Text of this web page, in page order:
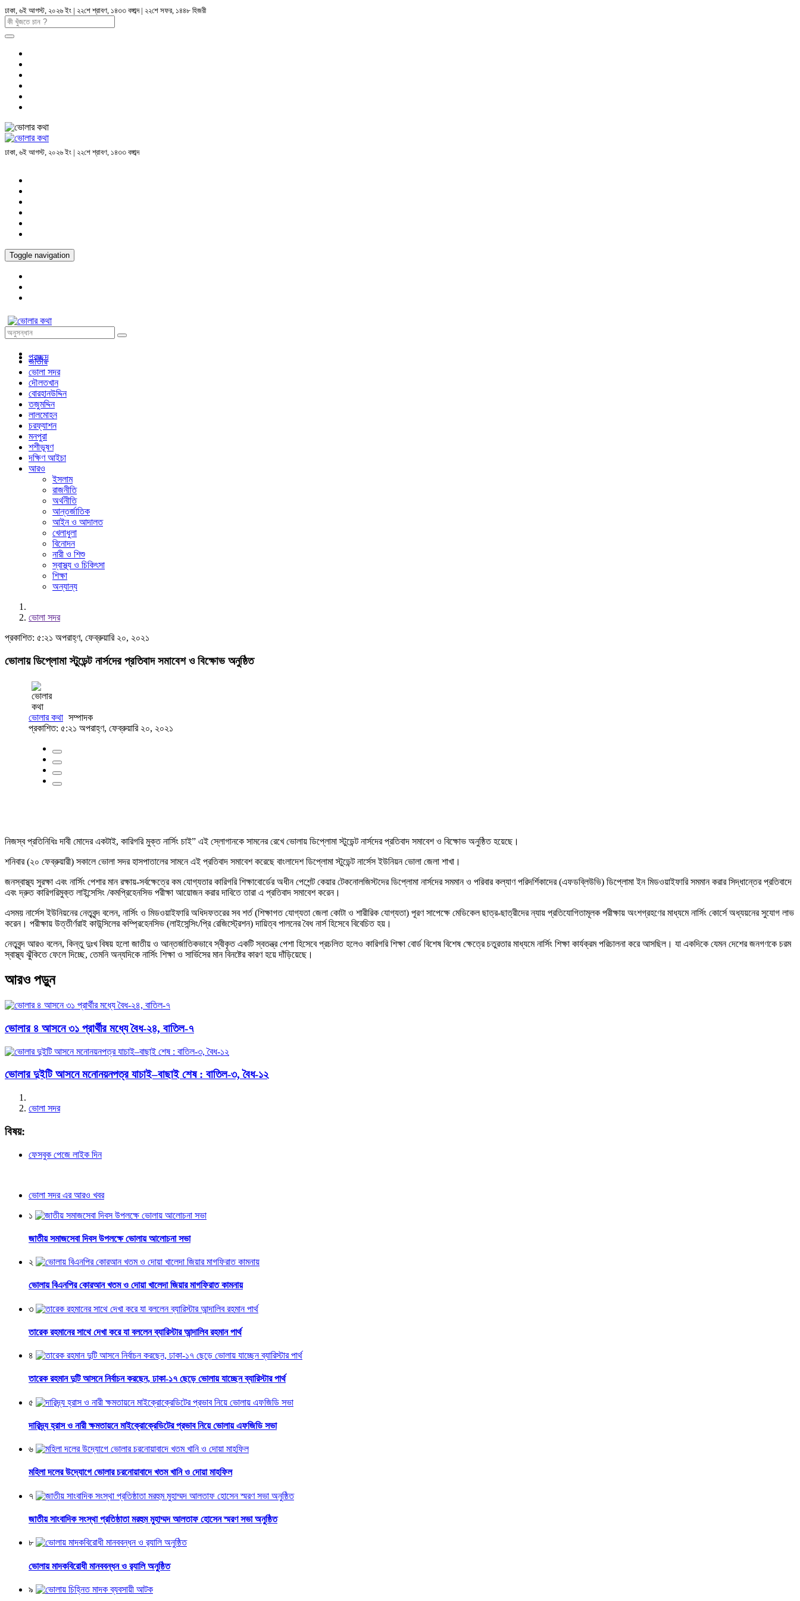
ঢাকা, ৬ই আগস্ট, ২০২৬ ইং | ২২শে শ্রাবণ, ১৪৩৩ বঙ্গাব্দ | ২২শে সফর, ১৪৪৮ হিজরী
ঢাকা, ৬ই আগস্ট, ২০২৬ ইং | ২২শে শ্রাবণ, ১৪৩৩ বঙ্গাব্দ
Toggle navigation
প্রচ্ছদ
জাতীয়
ভোলা সদর
দৌলতখান
বোরহানউদ্দিন
তজুমদ্দিন
লালমোহন
চরফ্যাশন
মনপুরা
শশীভূষণ
দক্ষিণ আইচা
আরও
ইসলাম
রাজনীতি
অর্থনীতি
আন্তর্জাতিক
আইন ও আদালত
খেলাধুলা
বিনোদন
নারী ও শিশু
স্বাস্থ্য ও চিকিৎসা
শিক্ষা
অন্যান্য
ভোলা সদর
প্রকাশিত: ৫:২১ অপরাহ্ণ, ফেব্রুয়ারি ২০, ২০২১
ভোলায় ডিপ্লোমা স্টুডেন্ট নার্সদের প্রতিবাদ সমাবেশ ও বিক্ষোভ অনুষ্ঠিত
ভোলার কথা সম্পাদক
প্রকাশিত: ৫:২১ অপরাহ্ণ, ফেব্রুয়ারি ২০, ২০২১
নিজস্ব প্রতিনিধিঃ দাবী মোদের একটাই, কারিগরি মুক্ত নার্সিং চাই” এই স্লোগানকে সামনের রেখে ভোলায় ডিপ্লোমা স্টুডেন্ট নার্সদের প্রতিবাদ সমাবেশ ও বিক্ষোভ অনুষ্ঠিত হয়েছে।
শনিবার (২০ ফেব্রুয়ারী) সকালে ভোলা সদর হাসপাতালের সামনে এই প্রতিবাদ সমাবেশ করেছে বাংলাদেশ ডিপ্লোমা স্টুডেন্ট নার্সেস ইউনিয়ন ভোলা জেলা শাখা।
জনস্বাস্থ্য সুরক্ষা এবং নার্সিং পেশার মান রক্ষায়-সর্বক্ষেত্রে কম যোগ্যতার কারিগরি শিক্ষাবোর্ডের অধীন পেশেন্ট কেয়ার টেকনোলজিস্টদের ডিপ্লোমা নার্সদের সমমান ও পরিবার কল্যাণ পরিদর্শিকাদের (এফডব্লিউভি) ডিপ্লোমা ইন মিডওয়াইফারি সমমান করার সিদ্ধান্তের প্রতিবাদে
এবং দ্রুত কারিগরিমুক্ত লাইন্সেসিং /কমপ্রিহেনসিভ পরীক্ষা আয়োজন করার দাবিতে তারা এ প্রতিবাদ সমাবেশ করেন।
এসময় নার্সেস ইউনিয়নের নেতৃবৃন্দ বলেন, নার্সিং ও মিডওয়াইফারি অধিদফতরের সব শর্ত (শিক্ষাগত যোগ্যতা জেলা কোটা ও শারীরিক যোগ্যতা) পূরণ সাপেক্ষে মেডিকেল ছাত্র-ছাত্রীদের ন্যায় প্রতিযোগিতামূলক পরীক্ষায় অংশগ্রহণের মাধ্যমে নার্সিং কোর্সে অধ্যয়নের সুযোগ লাভ
করেন। পরীক্ষায় উত্তীর্ণরাই কাউন্সিলের কম্প্রিহেনসিভ (লাইসেন্সিং/প্রি রেজিস্ট্রেশন) দায়িত্ব পালনের বৈধ নার্স হিসেবে বিবেচিত হয়।
নেতৃবৃন্দ আরও বলেন, কিন্তু দুঃখ বিষয় হলো জাতীয় ও আন্তর্জাতিকভাবে স্বীকৃত একটি স্বতন্ত্র পেশা হিসেবে প্রচলিত হলেও কারিগরি শিক্ষা বোর্ড বিশেষ বিশেষ ক্ষেত্রে চতুরতার মাধ্যমে নার্সিং শিক্ষা কার্যক্রম পরিচালনা করে আসছিল। যা একদিকে যেমন দেশের জনগণকে চরম
স্বাস্থ্য ঝুঁকিতে ফেলে দিচ্ছে, তেমনি অন্যদিকে নার্সিং শিক্ষা ও সার্ভিসের মান বিনষ্টের কারণ হয়ে দাঁড়িয়েছে।
আরও পড়ুন
ভোলার ৪ আসনে ৩১ প্রার্থীর মধ্যে বৈধ-২৪, বাতিল-৭
ভোলার দুইটি আসনে মনোনয়নপত্র যাচাই–বাছাই শেষ : বাতিল-৩, বৈধ-১২
ভোলা সদর
বিষয়:
ফেসবুক পেজে লাইক দিন
ভোলা সদর এর আরও খবর
১
জাতীয় সমাজসেবা দিবস উপলক্ষে ভোলায় আলোচনা সভা
২
ভোলায় বিএনপির কোরআন খতম ও দোয়া খালেদা জিয়ার মাগফিরাত কামনায়
৩
তারেক রহমানের সাথে দেখা করে যা বললেন ব্যারিস্টার আন্দালিব রহমান পার্থ
৪
তারেক রহমান দুটি আসনে নির্বাচন করছেন, ঢাকা-১৭ ছেড়ে ভোলায় যাচ্ছেন ব্যারিস্টার পার্থ
৫
দারিদ্র্য হ্রাস ও নারী ক্ষমতায়নে মাইক্রোক্রেডিটের প্রভাব নিয়ে ভোলায় এফজিডি সভা
৬
মহিলা দলের উদ্যোগে ভোলার চরনোয়াবাদে খতম খানি ও দোয়া মাহফিল
৭
জাতীয় সাংবাদিক সংস্থা প্রতিষ্ঠাতা মরহুম মুহাম্মদ আলতাফ হোসেন স্মরণ সভা অনুষ্ঠিত
৮
ভোলায় মাদকবিরোধী মানববন্ধন ও র‌্যালি অনুষ্ঠিত
৯